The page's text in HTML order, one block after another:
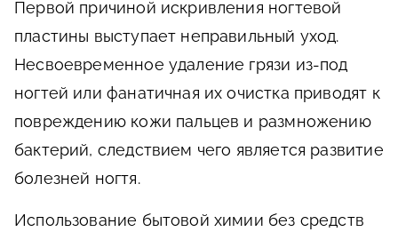
Первой причиной искривления ногтевой
пластины выступает неправильный уход.
Несвоевременное удаление грязи из-под
ногтей или фанатичная их очистка приводят к
повреждению кожи пальцев и размножению
бактерий, следствием чего является развитие
болезней ногтя.
Использование бытовой химии без средств